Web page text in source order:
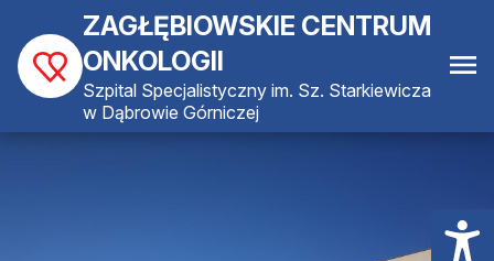
ZAGŁĘBIOWSKIE CENTRUM
ONKOLOGII
Szpital Specjalistyczny im. Sz. Starkiewicza
w Dąbrowie Górniczej